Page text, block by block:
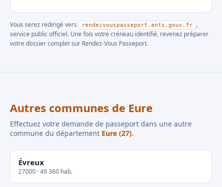
Vous serez redirigé vers rendezvouspasseport.ants.gouv.fr
,
service public officiel. Une fois votre créneau identifié, revenez préparer
votre dossier complet sur Rendez-Vous Passeport.
Autres communes de Eure
Effectuez votre demande de passeport dans une autre
commune du département Eure (27).
Évreux
27000 · 49 360 hab.